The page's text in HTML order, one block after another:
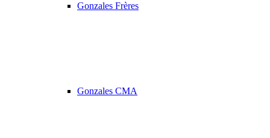
Gonzales Frères
Gonzales CMA